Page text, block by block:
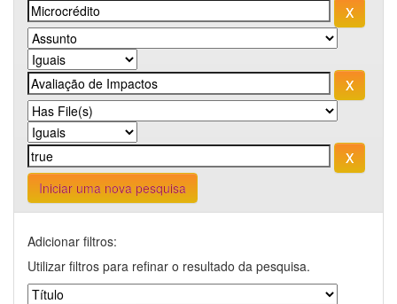
Iniciar uma nova pesquisa
Adicionar filtros:
Utilizar filtros para refinar o resultado da pesquisa.